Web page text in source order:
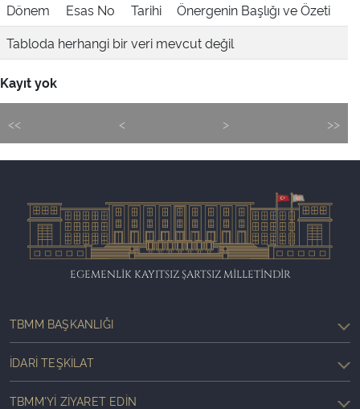
Dönem
Esas No
Tarihi
Önergenin Başlığı ve Özeti
Tabloda herhangi bir veri mevcut değil
Kayıt yok
<< < > >>
EGEMENLİK KAYITSIZ ŞARTSIZ MİLLETİNDİR
TBMM BAŞKANLIĞI
İDARI TEŞKILAT
TBMM'YI ZIYARET EDIN